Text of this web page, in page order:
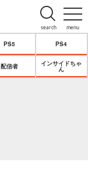
menu
search
PS5 PS4
配信者
インサイドちゃ
ん